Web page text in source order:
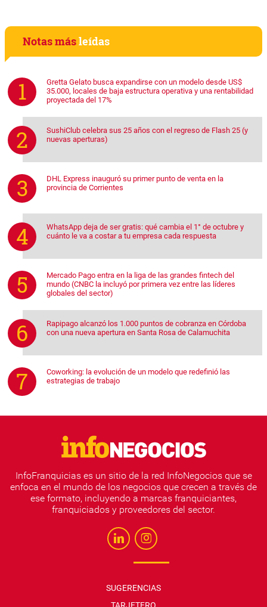
Notas másleídas
Gretta Gelato busca expandirse con un modelo desde US$
35.000, locales de baja estructura operativa y una rentabilidad
proyectada del 17%
SushiClub celebra sus 25 años con el regreso de Flash 25 (y
nuevas aperturas)
DHL Express inauguró su primer punto de venta en la
provincia de Corrientes
WhatsApp deja de ser gratis: qué cambia el 1° de octubre y
cuánto le va a costar a tu empresa cada respuesta
Mercado Pago entra en la liga de las grandes fintech del
mundo (CNBC la incluyó por primera vez entre las líderes
globales del sector)
Rapipago alcanzó los 1.000 puntos de cobranza en Córdoba
con una nueva apertura en Santa Rosa de Calamuchita
Coworking: la evolución de un modelo que redefinió las
estrategias de trabajo
InfoFranquicias es un sitio de la red InfoNegocios que se
enfoca en el mundo de los negocios que crecen a través de
ese formato, incluyendo a marcas franquiciantes,
franquiciados y proveedores del sector.
SUGERENCIAS